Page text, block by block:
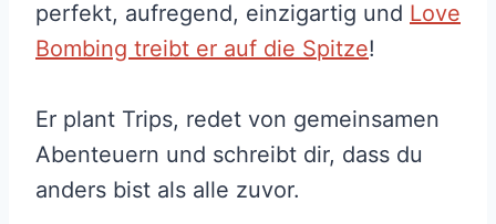
perfekt, aufregend, einzigartig und Love
Bombing treibt er auf die Spitze!
Er plant Trips, redet von gemeinsamen
Abenteuern und schreibt dir, dass du
anders bist als alle zuvor.